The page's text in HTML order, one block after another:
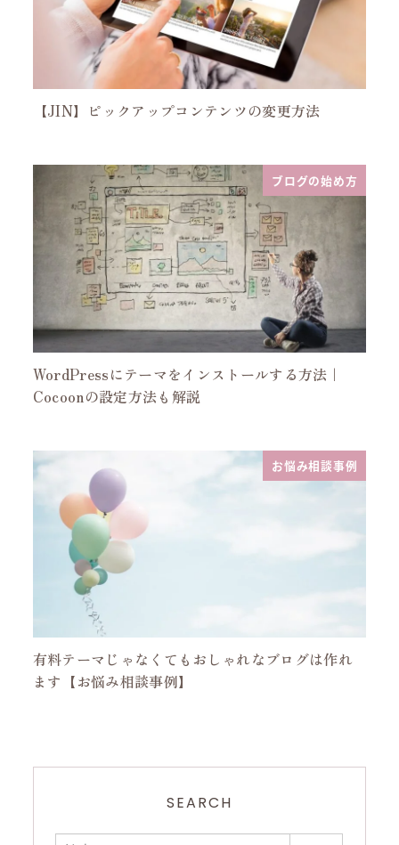
【JIN】ピックアップコンテンツの変更方法
ブログの始め方
WordPressにテーマをインストールする方法｜
Cocoonの設定方法も解説
お悩み相談事例
有料テーマじゃなくてもおしゃれなブログは作れ
ます【お悩み相談事例】
SEARCH